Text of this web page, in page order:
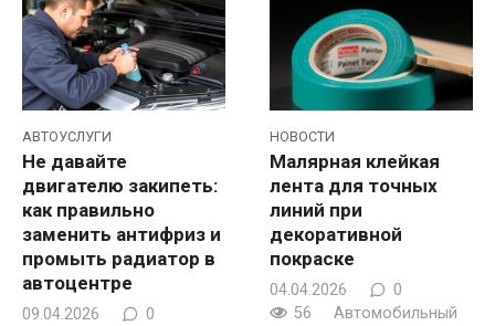
АВТОУСЛУГИ
Не давайте
двигателю закипеть:
как правильно
заменить антифриз и
промыть радиатор в
автоцентре
09.04.2026
0
НОВОСТИ
Малярная клейкая
лента для точных
линий при
декоративной
покраске
04.04.2026
0
56
Автомобильный